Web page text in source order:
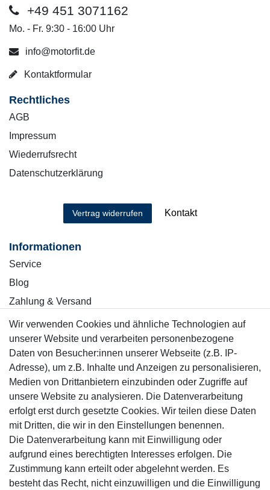
+49 451 3071162
Mo. - Fr. 9:30 - 16:00 Uhr
info@motorfit.de
Kontaktformular
Rechtliches
AGB
Impressum
Wiederrufsrecht
Datenschutzerklärung
Vertrag widerrufen Kontakt
Informationen
Service
Blog
Zahlung & Versand
Sicher einkaufen
Mitglied
Motor-Fit
Wir verwenden Cookies und ähnliche Technologien auf
unserer Website und verarbeiten personenbezogene
Daten von Besucher:innen unserer Webseite (z.B. IP-
Adresse), um z.B. Inhalte und Anzeigen zu personalisieren,
Medien von Drittanbietern einzubinden oder Zugriffe auf
unsere Website zu analysieren. Die Datenverarbeitung
erfolgt erst durch gesetzte Cookies. Wir teilen diese Daten
mit Dritten, die wir in den Einstellungen benennen.
Die Datenverarbeitung kann mit Einwilligung oder
aufgrund eines berechtigten Interesses erfolgen. Die
Zustimmung kann erteilt oder abgelehnt werden. Es
besteht das Recht, nicht einzuwilligen und die Einwilligung